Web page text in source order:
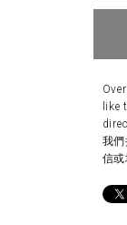
like
我
信